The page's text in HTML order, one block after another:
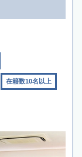
在籍数10名以上